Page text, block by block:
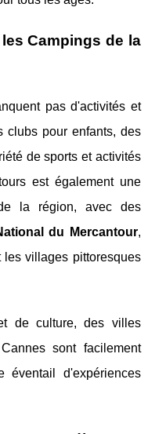
Campings de la
pas d'activités et
clubs pour enfants, des
de sports et activités
est également une
la région, avec des
du Mercantour,
les villages pittoresques
de culture, des villes
sont facilement
éventail d'expériences